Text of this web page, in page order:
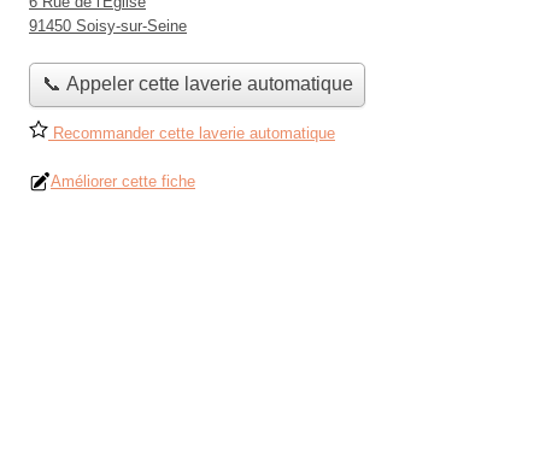
91450 Soisy-sur-Seine
📞 Appeler cette laverie automatique
Recommander cette laverie automatique
Améliorer cette fiche